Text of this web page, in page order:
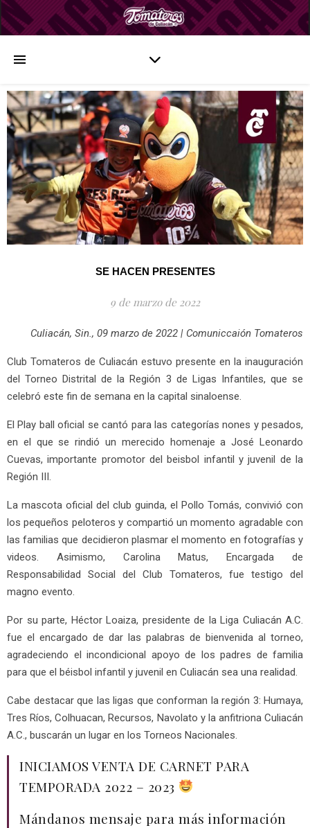
SE HACEN PRESENTES
9 de marzo de 2022
Culiacán, Sin., 09 marzo de 2022 | Comuniccaión Tomateros
Club Tomateros de Culiacán estuvo presente en la inauguración
del Torneo Distrital de la Región 3 de Ligas Infantiles, que se
celebró este fin de semana en la capital sinaloense.
El Play ball oficial se cantó para las categorías nones y pesados,
en el que se rindió un merecido homenaje a José Leonardo
Cuevas, importante promotor del beisbol infantil y juvenil de la
Región III.
La mascota oficial del club guinda, el Pollo Tomás, convivió con
los pequeños peloteros y compartió un momento agradable con
las familias que decidieron plasmar el momento en fotografías y
videos. Asimismo, Carolina Matus, Encargada de
Responsabilidad Social del Club Tomateros, fue testigo del
magno evento.
Por su parte, Héctor Loaiza, presidente de la Liga Culiacán A.C.
fue el encargado de dar las palabras de bienvenida al torneo,
agradeciendo el incondicional apoyo de los padres de familia
para que el béisbol infantil y juvenil en Culiacán sea una realidad.
Cabe destacar que las ligas que conforman la región 3: Humaya,
Tres Ríos, Colhuacan, Recursos, Navolato y la anfitriona Culiacán
A.C., buscarán un lugar en los Torneos Nacionales.
INICIAMOS VENTA DE CARNET PARA
TEMPORADA 2022 – 2023
Mándanos mensaje para más información